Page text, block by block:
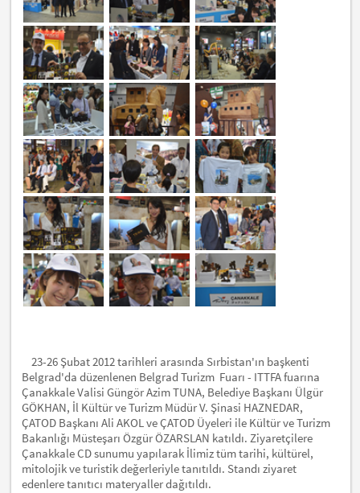
23-26 Şubat 2012 tarihleri arasında Sırbistan'ın başkenti
Belgrad'da düzenlenen Belgrad Turizm Fuarı - ITTFA fuarına
Çanakkale Valisi Güngör Azim TUNA, Belediye Başkanı Ülgür
GÖKHAN, İl Kültür ve Turizm Müdür V. Şinasi HAZNEDAR,
ÇATOD Başkanı Ali AKOL ve ÇATOD Üyeleri ile Kültür ve Turizm
Bakanlığı Müsteşarı Özgür ÖZARSLAN katıldı. Ziyaretçilere
Çanakkale CD sunumu yapılarak İlimiz tüm tarihi, kültürel,
mitolojik ve turistik değerleriyle tanıtıldı. Standı ziyaret
edenlere tanıtıcı materyaller dağıtıldı.